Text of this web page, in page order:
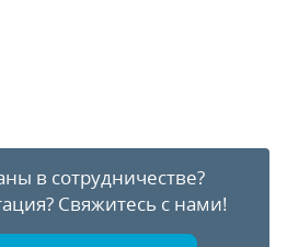
в сотрудничестве?
Свяжитесь с нами!